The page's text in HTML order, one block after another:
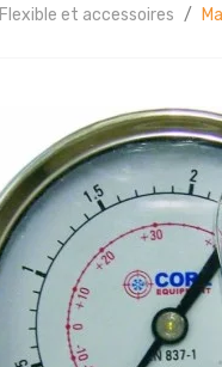
Flexible et accessoires